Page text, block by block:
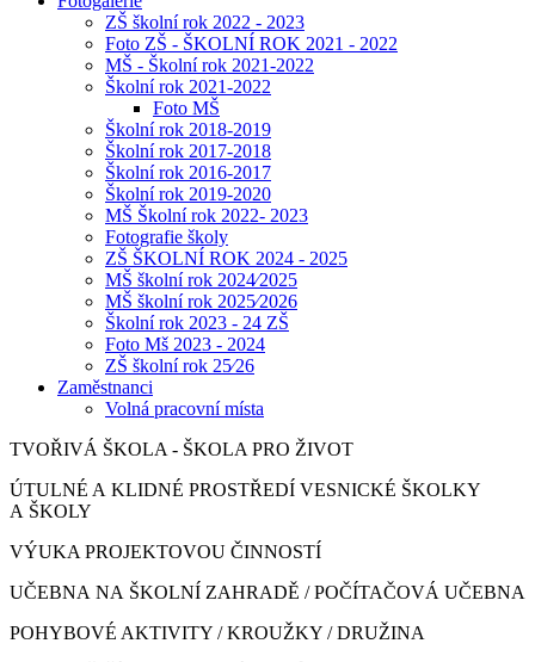
ZŠ školní rok 2022 - 2023
Foto ZŠ - ŠKOLNÍ ROK 2021 - 2022
MŠ - Školní rok 2021-2022
Školní rok 2021-2022
Foto MŠ
Školní rok 2018-2019
Školní rok 2017-2018
Školní rok 2016-2017
Školní rok 2019-2020
MŠ Školní rok 2022- 2023
Fotografie školy
ZŠ ŠKOLNÍ ROK 2024 - 2025
MŠ školní rok 2024⁄2025
MŠ školní rok 2025⁄2026
Školní rok 2023 - 24 ZŠ
Foto Mš 2023 - 2024
ZŠ školní rok 25⁄26
Zaměstnanci
Volná pracovní místa
TVOŘIVÁ ŠKOLA - ŠKOLA PRO ŽIVOT
ÚTULNÉ A KLIDNÉ PROSTŘEDÍ VESNICKÉ ŠKOLKY
A ŠKOLY
VÝUKA PROJEKTOVOU ČINNOSTÍ
UČEBNA NA ŠKOLNÍ ZAHRADĚ / POČÍTAČOVÁ UČEBNA
POHYBOVÉ AKTIVITY / KROUŽKY / DRUŽINA